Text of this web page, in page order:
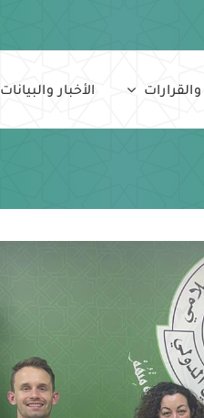
الأخبار والبيانات